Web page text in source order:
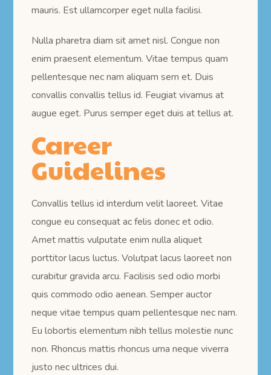
mauris. Est ullamcorper eget nulla facilisi.
Nulla pharetra diam sit amet nisl. Congue non
enim praesent elementum. Vitae tempus quam
pellentesque nec nam aliquam sem et. Duis
convallis convallis tellus id. Feugiat vivamus at
augue eget. Purus semper eget duis at tellus at.
Career
Guidelines
Convallis tellus id interdum velit laoreet. Vitae
congue eu consequat ac felis donec et odio.
Amet mattis vulputate enim nulla aliquet
porttitor lacus luctus. Volutpat lacus laoreet non
curabitur gravida arcu. Facilisis sed odio morbi
quis commodo odio aenean. Semper auctor
neque vitae tempus quam pellentesque nec nam.
Eu lobortis elementum nibh tellus molestie nunc
non. Rhoncus mattis rhoncus urna neque viverra
justo nec ultrices dui.